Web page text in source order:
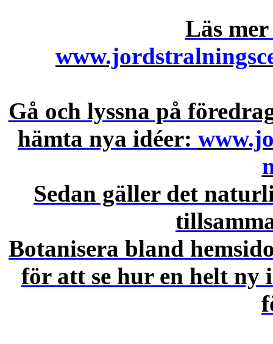
Läs
Gå och lyssna på
hämta nya idéer:
Sedan gäller det
Botanisera bland
för att se hur en helt ny